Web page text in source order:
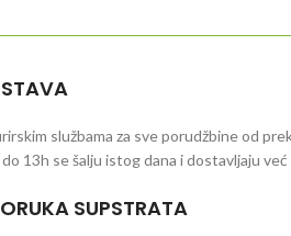
službama za sve porudžbine od
13h se šalju istog dana i dostavljaju
SUPSTRATA